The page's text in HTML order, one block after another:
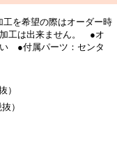
を希望の際はオーダー時
工は出来ません。 ●オ
●付属パーツ：センタ
）
）